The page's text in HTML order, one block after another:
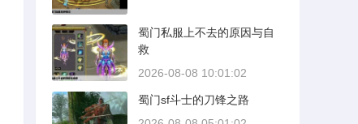
蜀门私服上不去的原因与自
救
2026-08-08 10:01:02
蜀门sf斗士的刀锋之路